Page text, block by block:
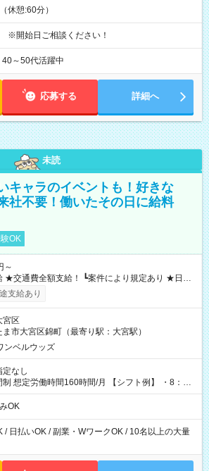
休憩:60分）
※開始日ご相談ください！
40～50代活躍中
応募する 詳細へ
未読
キャラのイベントも！好きな
社不要！働いたその日に給料
OK
～
あり） ┗働いたその日に現金GET♪ お仕事後はコ
払い分を引き落とせます！ 【試用期間】試
支給あり
宮区
市大宮区錦町（最寄り駅：大宮駅）
ンベルウッズ
なし
働時間160時間/月 【シフト例】 ・8：00
OK
/ 日払いOK / 副業・WワークOK / 10名以上の大量